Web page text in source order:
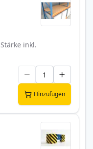
inkl.
Hinzufügen